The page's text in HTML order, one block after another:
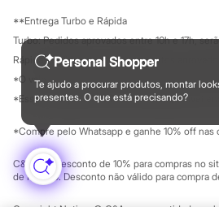
Moda íntima
Calcinhas
Meias
Moda praia
Biquínis e Maiôs
Sungas
Personagens
Bluey
Disney
Hello Kitty
Personal Shopper
Te ajudo a procurar produtos, montar
presentes. O que está precisando?
Formas de pagamento
**Entrega Turbo e Rápida
Turbo: Pedidos aprovados entre 10h e 17h,
Rápida: Pedidos com os pagamentos
*O valor do frete para o turbo é R$ 24,99 e
*Essa condição ainda não estará disponível em
*Compre pelo Whatsapp e ganhe 10% off
C&A Pay: desconto de 10% para compras no
de R$ 400. Desconto não válido para compra